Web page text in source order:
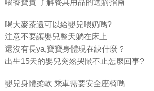
喂養寶寶 了解餐具用品的選購指南
喝大麥茶還可以給嬰兒喂奶嗎?
注意不要讓嬰兒整天躺在床上
還沒有長ya,寶寶身體現在缺什麼？
出生15天的嬰兒突然哭鬧不止怎麼回事?
嬰兒身體柔軟 乘車需要安全座椅嗎